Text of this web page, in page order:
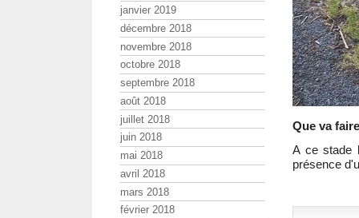
Que va
A ce stade
présence
janvier 2019
décembre 2018
novembre 2018
octobre 2018
septembre 2018
août 2018
juillet 2018
juin 2018
mai 2018
avril 2018
mars 2018
février 2018